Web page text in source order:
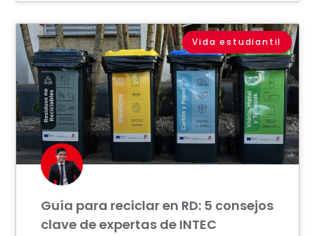
Vida estudiantil
Guía para reciclar en RD: 5 consejos
clave de expertas de INTEC